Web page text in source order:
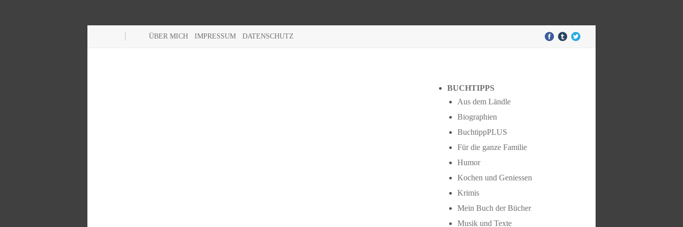
ÜBER MICH IMPRESSUM DATENSCHUTZ
BUCHTIPPS
Aus dem Ländle
Biographien
BuchtippPLUS
Für die ganze Familie
Humor
Kochen und Geniessen
Krimis
Mein Buch der Bücher
Musik und Texte